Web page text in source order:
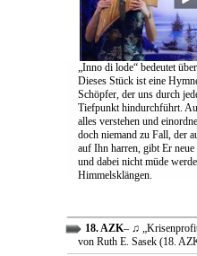
„Inno di lode“ bedeutet
Dieses Stück ist eine
Schöpfer, der uns durch
Tiefpunkt hindurchführt.
alles verstehen und
doch niemand zu Fall, der
auf Ihn harren, gibt Er
und dabei nicht müde
Himmelsklängen.
18. AZK– ♫
von Ruth E. Sasek (18.